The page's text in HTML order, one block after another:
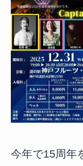
今年で15周年